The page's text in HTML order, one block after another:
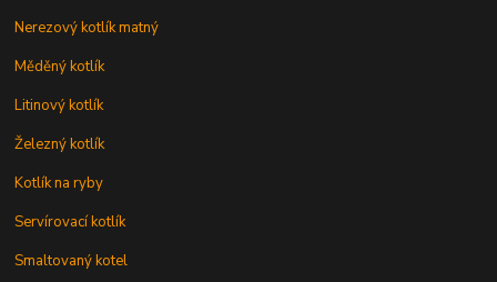
Nerezový kotlík matný
Měděný kotlík
Litinový kotlík
Železný kotlík
Kotlík na ryby
Servírovací kotlík
Smaltovaný kotel